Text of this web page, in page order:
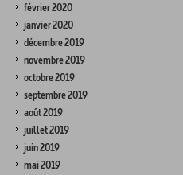
février 2020
janvier 2020
décembre 2019
novembre 2019
octobre 2019
septembre 2019
août 2019
juillet 2019
juin 2019
mai 2019